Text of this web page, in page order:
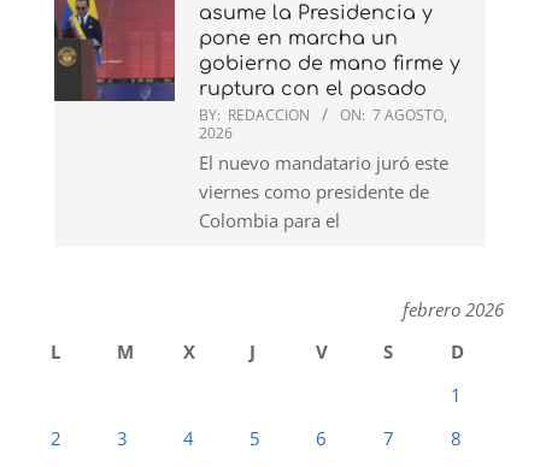
asume la Presidencia y
pone en marcha un
gobierno de mano firme y
ruptura con el pasado
BY: REDACCION ON: 7 AGOSTO,
2026
El nuevo mandatario juró este
viernes como presidente de
Colombia para el
febrero 2026
L
M X J V S
D
1
2
3 4 5 6 7
8